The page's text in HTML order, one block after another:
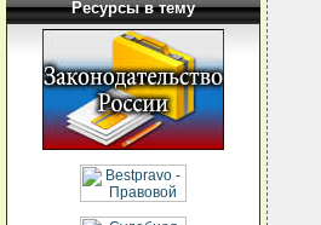
Ресурсы в тему